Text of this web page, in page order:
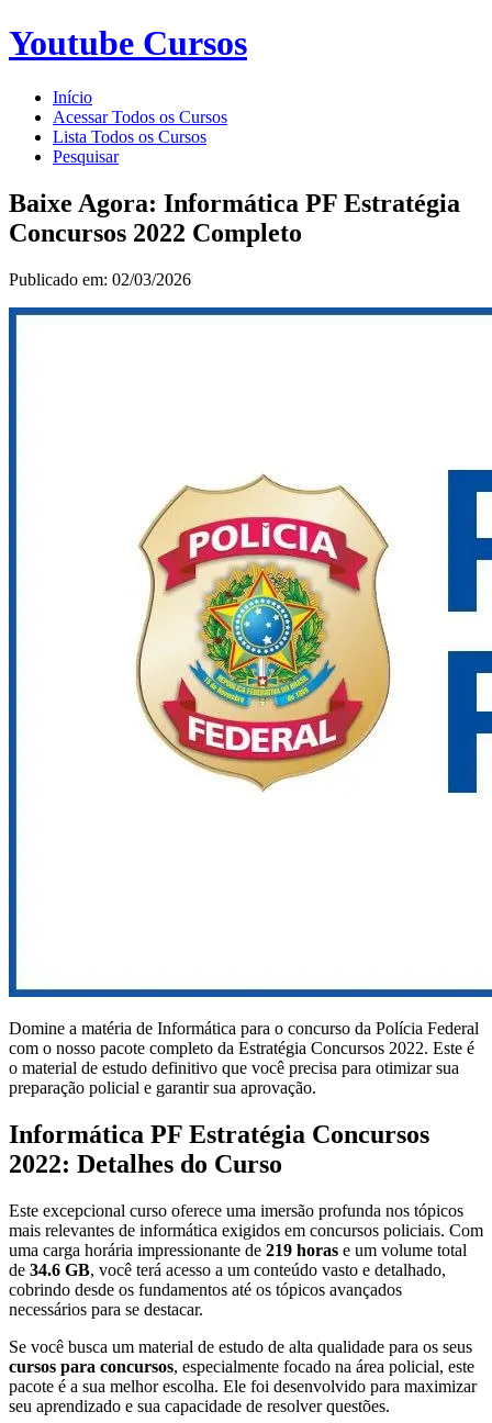
Youtube Cursos
Início
Acessar Todos os Cursos
Lista Todos os Cursos
Pesquisar
Baixe Agora: Informática PF Estratégia
Concursos 2022 Completo
Publicado em: 02/03/2026
Domine a matéria de Informática para o concurso da Polícia Federal
com o nosso pacote completo da Estratégia Concursos 2022. Este é
o material de estudo definitivo que você precisa para otimizar sua
preparação policial e garantir sua aprovação.
Informática PF Estratégia Concursos
2022: Detalhes do Curso
Este excepcional curso oferece uma imersão profunda nos tópicos
mais relevantes de informática exigidos em concursos policiais. Com
uma carga horária impressionante de 219 horas e um volume total
de 34.6 GB, você terá acesso a um conteúdo vasto e detalhado,
cobrindo desde os fundamentos até os tópicos avançados
necessários para se destacar.
Se você busca um material de estudo de alta qualidade para os seus
cursos para concursos, especialmente focado na área policial, este
pacote é a sua melhor escolha. Ele foi desenvolvido para maximizar
seu aprendizado e sua capacidade de resolver questões.